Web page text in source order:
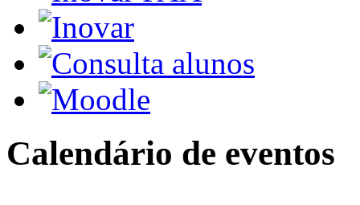
Calendário de eventos